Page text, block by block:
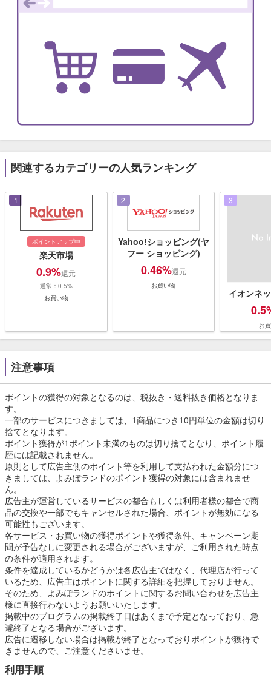
関連するカテゴリーの人気ランキング
1
ポイントアップ中
楽天市場
0.9%還元
通常：0.5%
お買い物
2
Yahoo!ショッピング(ヤ
フー ショッピング)
0.46%還元
お買い物
3
イオンネ
お
注意事項
ポイントの獲得の対象となるのは、税抜き・送料抜き価格となりま
す。
一部のサービスにつきましては、1商品につき10円単位の金額は切り
捨てとなります。
ポイント獲得が1ポイント未満のものは切り捨てとなり、ポイント履
歴には記載されません。
原則として広告主側のポイント等を利用して支払われた金額分につ
きましては、よみぽランドのポイント獲得の対象には含まれませ
ん。
広告主が運営しているサービスの都合もしくは利用者様の都合で商
品の交換や一部でもキャンセルされた場合、ポイントが無効になる
可能性もございます。
各サービス・お買い物の獲得ポイントや獲得条件、キャンペーン期
間が予告なしに変更される場合がございますが、ご利用された時点
の条件が適用されます。
条件を達成しているかどうかは各広告主ではなく、代理店が行って
いるため、広告主はポイントに関する詳細を把握しておりません。
そのため、よみぽランドのポイントに関するお問い合わせを広告主
様に直接行わないようお願いいたします。
掲載中のプログラムの掲載終了日はあくまで予定となっており、急
遽終了となる場合がございます。
広告に遷移しない場合は掲載が終了となっておりポイントが獲得で
きませんので、ご注意くださいませ。
利用手順